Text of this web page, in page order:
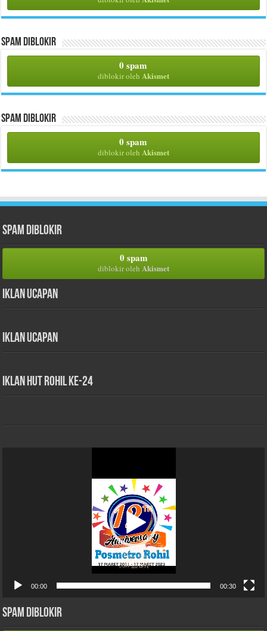
Spam Diblokir
0 spam
diblokir oleh Akismet
Spam Diblokir
0 spam
diblokir oleh Akismet
Spam Diblokir
0 spam
diblokir oleh Akismet
Iklan Ucapan
Iklan Ucapan
iklan HUT Rohil Ke-24
00:00 00:30
Spam Diblokir